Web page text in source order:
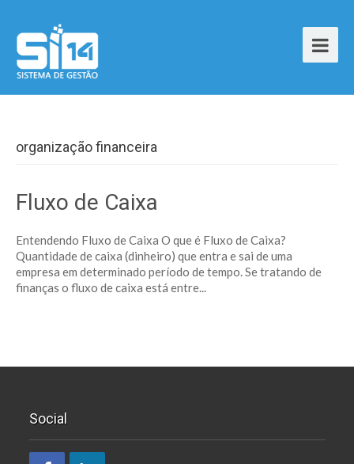
organização financeira
Fluxo de Caixa
Entendendo Fluxo de Caixa O que é Fluxo de Caixa?
Quantidade de caixa (dinheiro) que entra e sai de uma
empresa em determinado período de tempo. Se tratando de
finanças o fluxo de caixa está entre...
Social